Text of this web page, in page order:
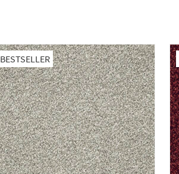
BESTSELLER